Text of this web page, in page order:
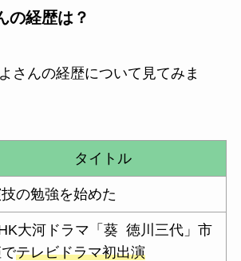
の経歴は？
さんの経歴について見てみま
タイトル
の勉強を始めた
大河ドラマ「葵 徳川三代」市
テレビドラマ初出演